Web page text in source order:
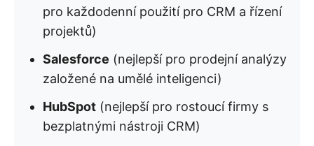
pro každodenní použití pro CRM a řízení
projektů)
Salesforce (nejlepší pro prodejní analýzy
založené na umělé inteligenci)
HubSpot (nejlepší pro rostoucí firmy s
bezplatnými nástroji CRM)